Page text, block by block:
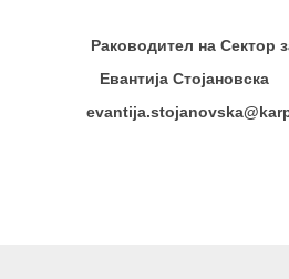
Раководител на Сектор
Евантија Стојановска